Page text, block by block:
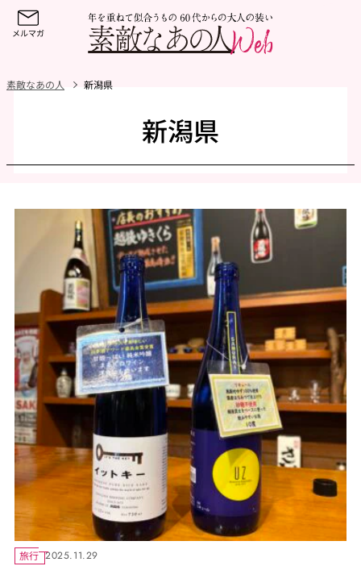
素敵なあの人 新潟県
新潟県
旅行 2025.11.29